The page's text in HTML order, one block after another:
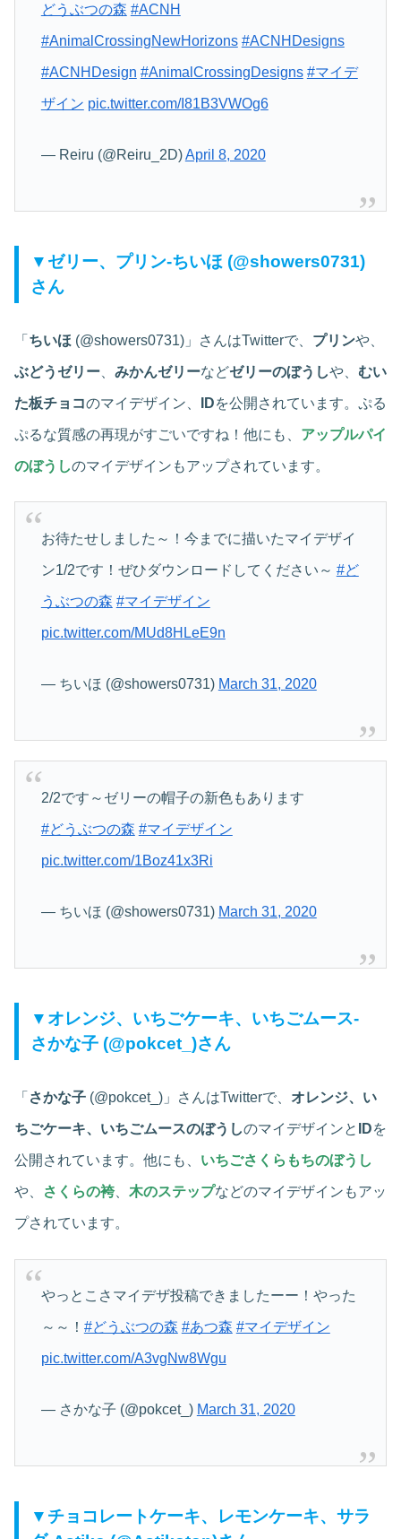
どうぶつの森 #ACNH
#AnimalCrossingNewHorizons #ACNHDesigns
#ACNHDesign #AnimalCrossingDesigns #マイデ
ザイン pic.twitter.com/I81B3VWOg6
— Reiru (@Reiru_2D)April 8, 2020
▼ゼリー、プリン‐ちいほ (@showers0731)
さん
「 ちいほ (@showers0731)」さんはTwitterで、 プリンや、
ぶどうゼリー みかんゼリーなどゼリーのぼうしや、 むい
た板チョコのマイデザイン、 IDを公開されています。ぷる
ぷるな質感の再現がすごいですね！他にも、 アップルパイ
のぼうしのマイデザインもアップされています。
お待たせしました～！今までに描いたマイデザイ
ン1/2です！ぜひダウンロードしてください～ #ど
うぶつの森 #マイデザイン
pic.twitter.com/MUd8HLeE9n
— ちいほ (@showers0731) March 31, 2020
2/2です～ゼリーの帽子の新色もあります
#どうぶつの森 #マイデザイン
pic.twitter.com/1Boz41x3Ri
— ちいほ (@showers0731) March 31, 2020
▼オレンジ、いちごケーキ、いちごムース‐
さかな子 (@pokcet_)さん
「 さかな子 (@pokcet_)」さんはTwitterで、 オレンジ、い
ちごケーキ、いちごムースのぼうしのマイデザインと IDを
公開されています。他にも、 いちごさくらもちのぼうし
や、 さくらの袴、 木のステップなどのマイデザインもアッ
プされています。
やっとこさマイデザ投稿できましたーー！やった
～～！ #どうぶつの森 #あつ森 #マイデザイン
pic.twitter.com/A3vgNw8Wgu
— さかな子 (@pokcet_) March 31, 2020
▼チョコレートケーキ、レモンケーキ、サラ